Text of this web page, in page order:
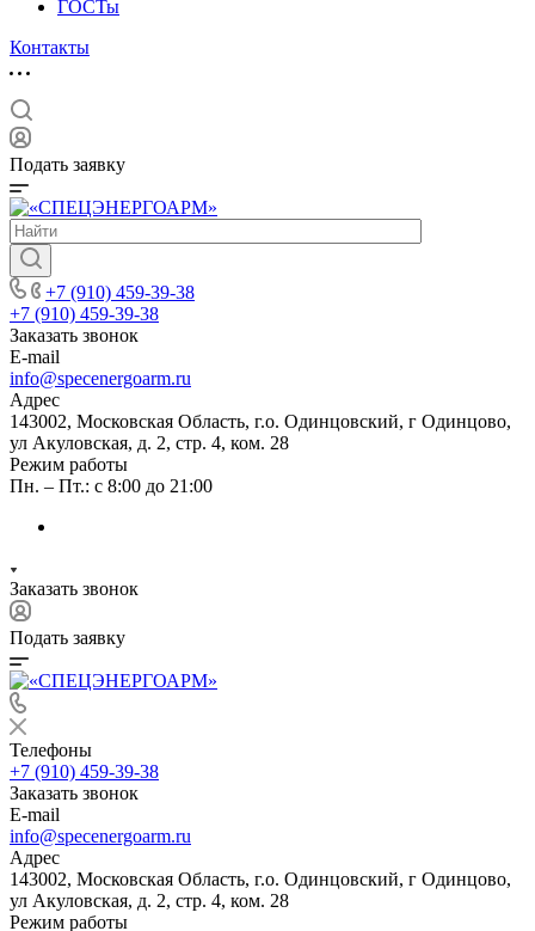
ГОСТы
Контакты
Подать заявку
+7 (910) 459-39-38
+7 (910) 459-39-38
Заказать звонок
E-mail
info@specenergoarm.ru
Адрес
143002, Московская Область, г.о. Одинцовский, г Одинцово,
ул Акуловская, д. 2, стр. 4, ком. 28
Режим работы
Пн. – Пт.: с 8:00 до 21:00
Заказать звонок
Подать заявку
Телефоны
+7 (910) 459-39-38
Заказать звонок
E-mail
info@specenergoarm.ru
Адрес
143002, Московская Область, г.о. Одинцовский, г Одинцово,
ул Акуловская, д. 2, стр. 4, ком. 28
Режим работы